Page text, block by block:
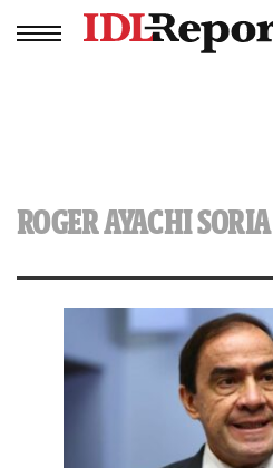
ROGER AYACHI SORIA